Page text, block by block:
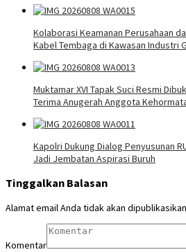
Kolaborasi Keamanan Perusahaan
Kabel Tembaga di Kawasan Industri
Muktamar XVI Tapak Suci Resmi
Terima Anugerah Anggota
Kapolri Dukung Dialog Penyusunan
Jadi Jembatan Aspirasi Buruh
Tinggalkan Balasan
Alamat email Anda tidak akan
Komentar